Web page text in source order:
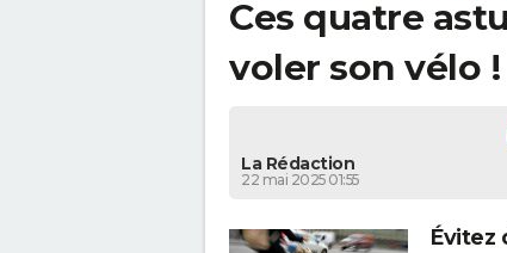
Ces quatre
voler son vélo !
La Rédaction
22 mai 2025 01:55
Évitez